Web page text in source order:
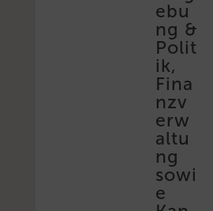
ebu
ng &
Polit
ik,
Fina
nzv
erw
altu
ng
sowi
e